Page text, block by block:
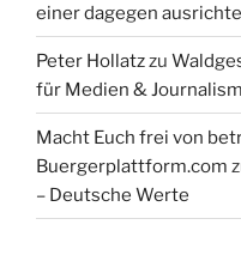
einer dagegen
Peter Hollatzzu
für Medien &
Macht Euch frei von
Buergerplattform.com
– Deutsche Werte